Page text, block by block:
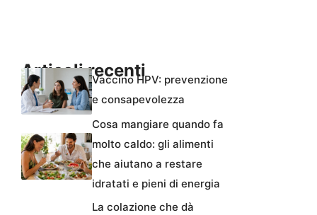
Articoli recentiVaccino HPV: prevenzione
e consapevolezza
Cosa mangiare quando fa
molto caldo: gli alimenti
che aiutano a restare
idratati e pieni di energia
La colazione che dà